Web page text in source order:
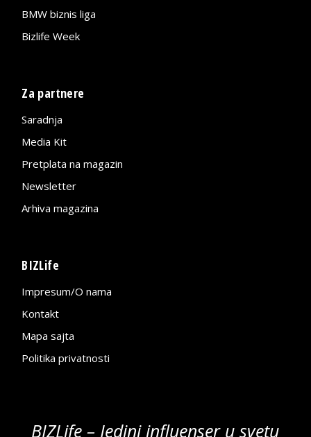
BMW biznis liga
Bizlife Week
Za partnere
Saradnja
Media Kit
Pretplata na magazin
Newsletter
Arhiva magazina
BIZLife
Impresum/O nama
Kontakt
Mapa sajta
Politika privatnosti
BIZLife – Jedini influenser u svetu